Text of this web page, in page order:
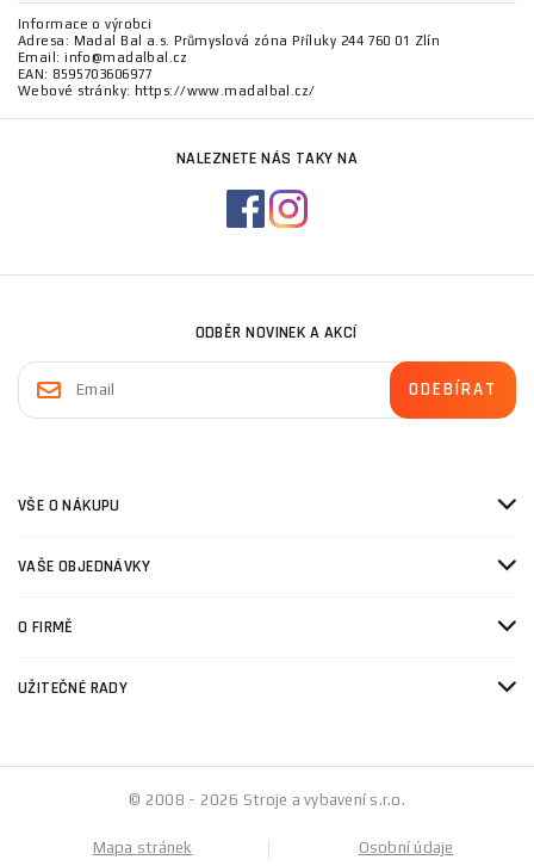
Informace o výrobci
Adresa: Madal Bal a.s. Průmyslová zóna Příluky 244 760 01 Zlín
Email: info@madalbal.cz
EAN: 8595703606977
Webové stránky: https://www.madalbal.cz/
NALEZNETE NÁS TAKY NA
ODBĚR NOVINEK A AKCÍ
VŠE O NÁKUPU
VAŠE OBJEDNÁVKY
O FIRMĚ
UŽITEČNÉ RADY
© 2008 - 2026 Stroje a vybavení s.r.o.
Mapa stránek Osobní údaje